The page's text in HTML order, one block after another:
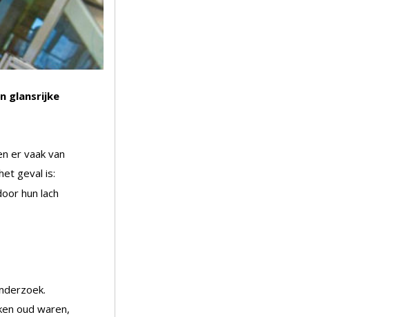
glansrijke
er vaak van
geval is:
hun lach
oud waren,